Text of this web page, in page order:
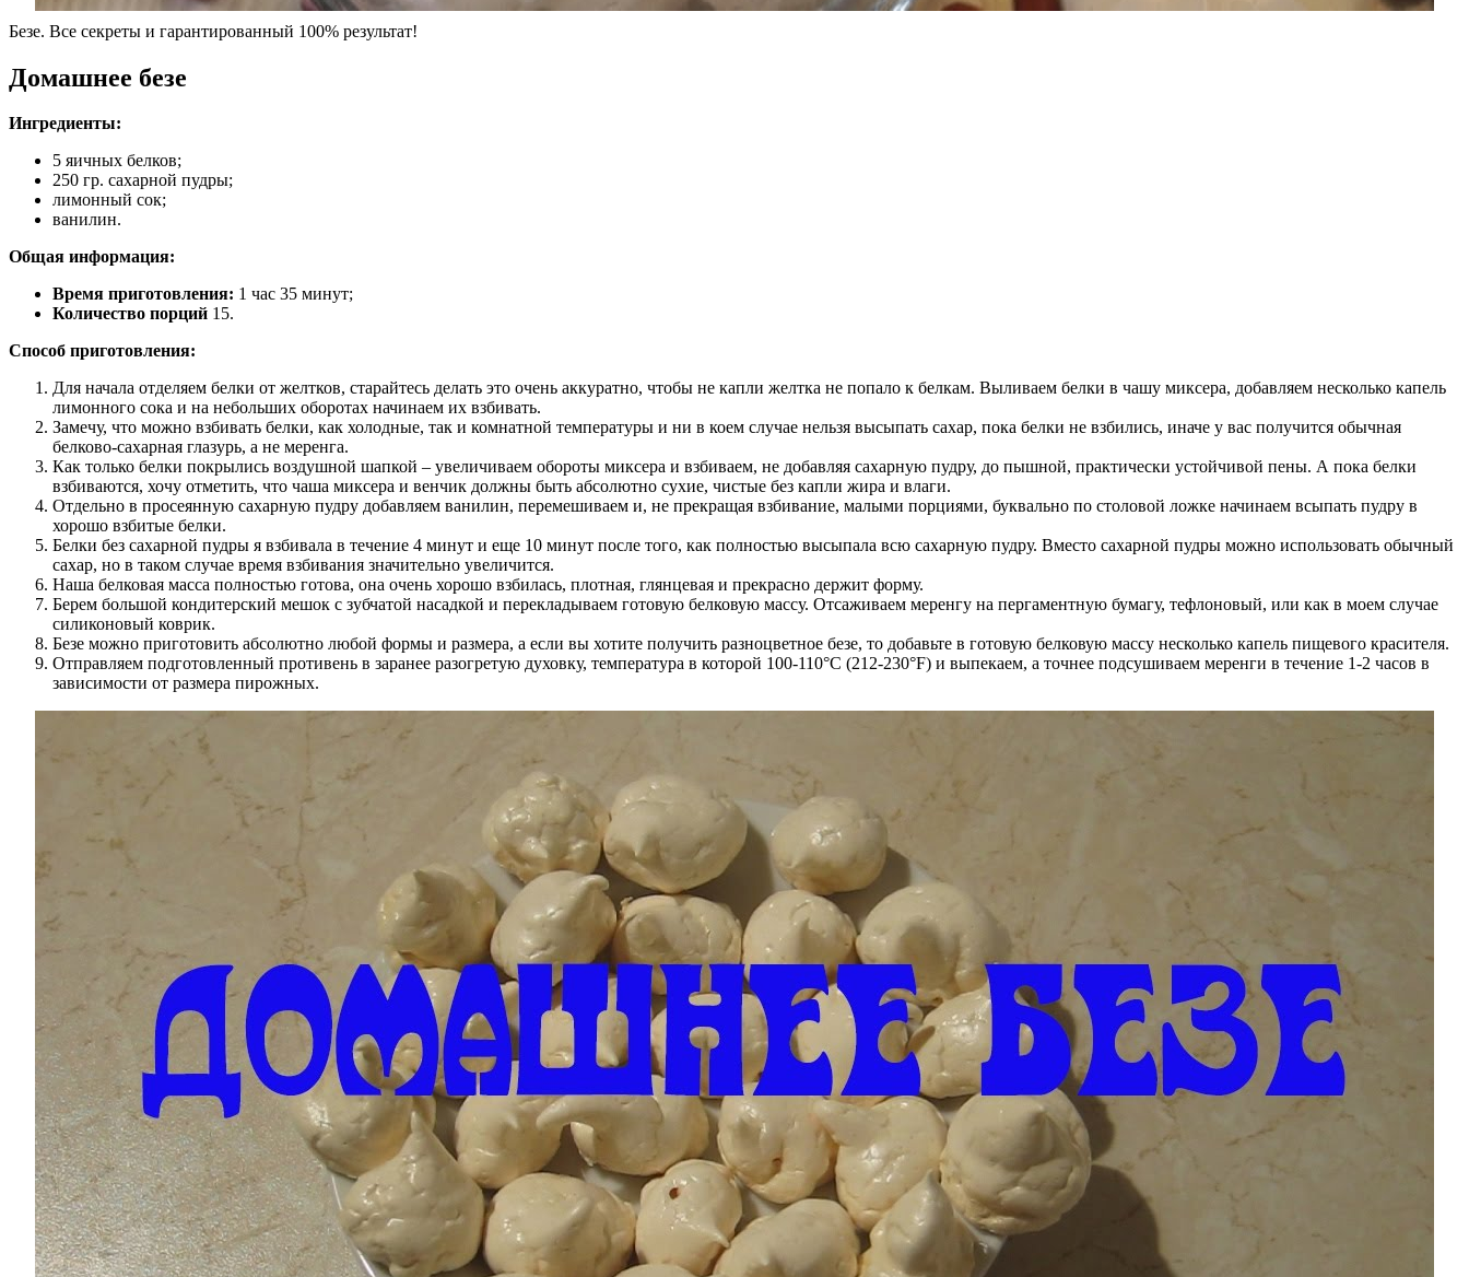
Безе. Все секреты и гарантированный 100% результат!
Домашнее безе
Ингредиенты:
5 яичных белков;
250 гр. сахарной пудры;
лимонный сок;
ванилин.
Общая информация:
Время приготовления: 1 час 35 минут;
Количество порций 15.
Способ приготовления:
Для начала отделяем белки от желтков, старайтесь делать это очень аккуратно, чтобы не капли желтка не попало к белкам. Выливаем белки в чашу миксера, добавляем несколько капель
лимонного сока и на небольших оборотах начинаем их взбивать.
Замечу, что можно взбивать белки, как холодные, так и комнатной температуры и ни в коем случае нельзя высыпать сахар, пока белки не взбились, иначе у вас получится обычная
белково-сахарная глазурь, а не меренга.
Как только белки покрылись воздушной шапкой – увеличиваем обороты миксера и взбиваем, не добавляя сахарную пудру, до пышной, практически устойчивой пены. А пока белки
взбиваются, хочу отметить, что чаша миксера и венчик должны быть абсолютно сухие, чистые без капли жира и влаги.
Отдельно в просеянную сахарную пудру добавляем ванилин, перемешиваем и, не прекращая взбивание, малыми порциями, буквально по столовой ложке начинаем всыпать пудру в
хорошо взбитые белки.
Белки без сахарной пудры я взбивала в течение 4 минут и еще 10 минут после того, как полностью высыпала всю сахарную пудру. Вместо сахарной пудры можно использовать обычный
сахар, но в таком случае время взбивания значительно увеличится.
Наша белковая масса полностью готова, она очень хорошо взбилась, плотная, глянцевая и прекрасно держит форму.
Берем большой кондитерский мешок с зубчатой насадкой и перекладываем готовую белковую массу. Отсаживаем меренгу на пергаментную бумагу, тефлоновый, или как в моем случае
силиконовый коврик.
Безе можно приготовить абсолютно любой формы и размера, а если вы хотите получить разноцветное безе, то добавьте в готовую белковую массу несколько капель пищевого красителя.
Отправляем подготовленный противень в заранее разогретую духовку, температура в которой 100-110°C (212-230°F) и выпекаем, а точнее подсушиваем меренги в течение 1-2 часов в
зависимости от размера пирожных.